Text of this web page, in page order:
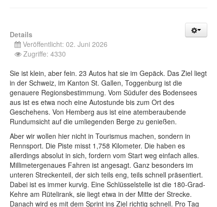
Details
Veröffentlicht: 02. Juni 2026
Zugriffe: 4330
Sie ist klein, aber fein. 23 Autos hat sie im Gepäck. Das Ziel liegt
in der Schweiz, im Kanton St. Gallen, Toggenburg ist die
genauere Regionsbestimmung. Vom Südufer des Bodensees
aus ist es etwa noch eine Autostunde bis zum Ort des
Geschehens. Von Hemberg aus ist eine atemberaubende
Rundumsicht auf die umliegenden Berge zu genießen.
Aber wir wollen hier nicht in Tourismus machen, sondern in
Rennsport. Die Piste misst 1,758 Kilometer. Die haben es
allerdings absolut in sich, fordern vom Start weg einfach alles.
Millimetergenaues Fahren ist angesagt. Ganz besonders im
unteren Streckenteil, der sich teils eng, teils schnell präsentiert.
Dabei ist es immer kurvig. Eine Schlüsselstelle ist die 180-Grad-
Kehre am Rütelirank, sie liegt etwa in der Mitte der Strecke.
Danach wird es mit dem Sprint ins Ziel richtig schnell. Pro Tag